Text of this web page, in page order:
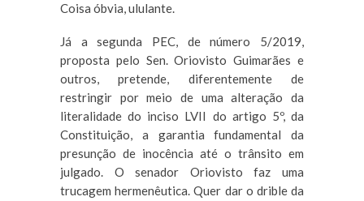
Coisa óbvia, ululante.
Já a segunda PEC, de número 5/2019,
proposta pelo Sen. Oriovisto Guimarães e
outros, pretende, diferentemente de
restringir por meio de uma alteração da
literalidade do inciso LVII do artigo 5º, da
Constituição, a garantia fundamental da
presunção de inocência até o trânsito em
julgado. O senador Oriovisto faz uma
trucagem hermenêutica. Quer dar o drible da